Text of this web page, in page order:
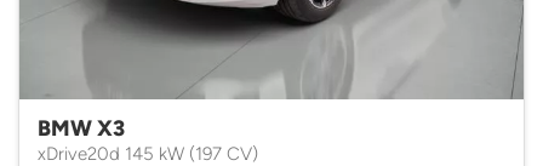
BMW X3
xDrive20d 145 kW (197 CV)